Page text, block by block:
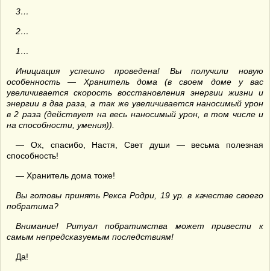
3…
2…
1…
Инициация успешно проведена! Вы получили новую
особенность — Хранитель дома (в своем доме у вас
увеличивается скорость восстановления энергии жизни и
энергии в два раза, а так же увеличивается наносимый урон
в 2 раза (действует на весь наносимый урон, в том числе и
на способности, умения)).
— Ох, спасибо, Настя, Свет души — весьма полезная
способность!
— Хранитель дома тоже!
Вы готовы принять Рекса Родри, 19 ур. в качестве своего
побратима?
Внимание! Ритуал побратимства может привести к
самым непредсказуемым последствиям!
Да!